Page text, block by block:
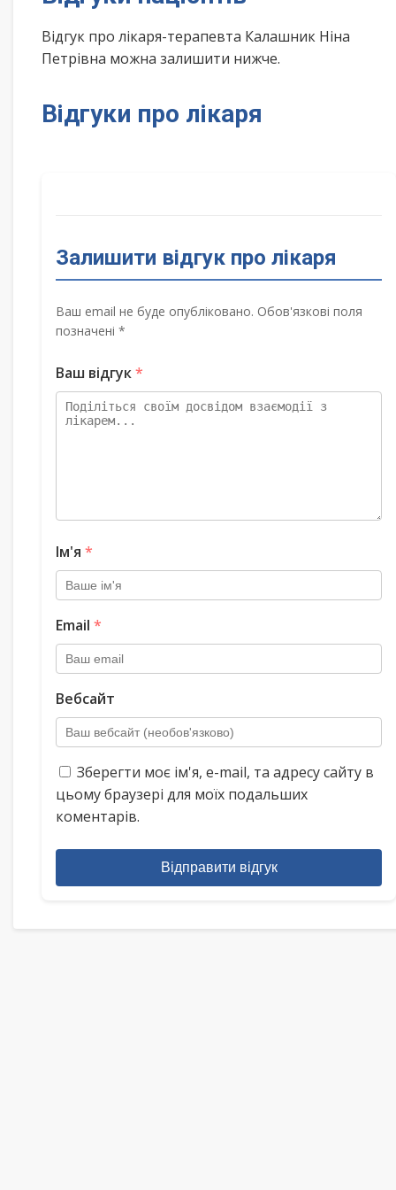
Відгук про лікаря-терапевта Калашник Ніна
Петрівна можна залишити нижче.
Відгуки про лікаря
Залишити відгук про лікаря
Ваш email не буде опубліковано. Обов'язкові поля
позначені *
Ваш відгук*
Ім'я *
Email *
Вебсайт
Зберегти моє ім'я, e-mail, та адресу сайту в
цьому браузері для моїх подальших
коментарів.
Відправити відгук